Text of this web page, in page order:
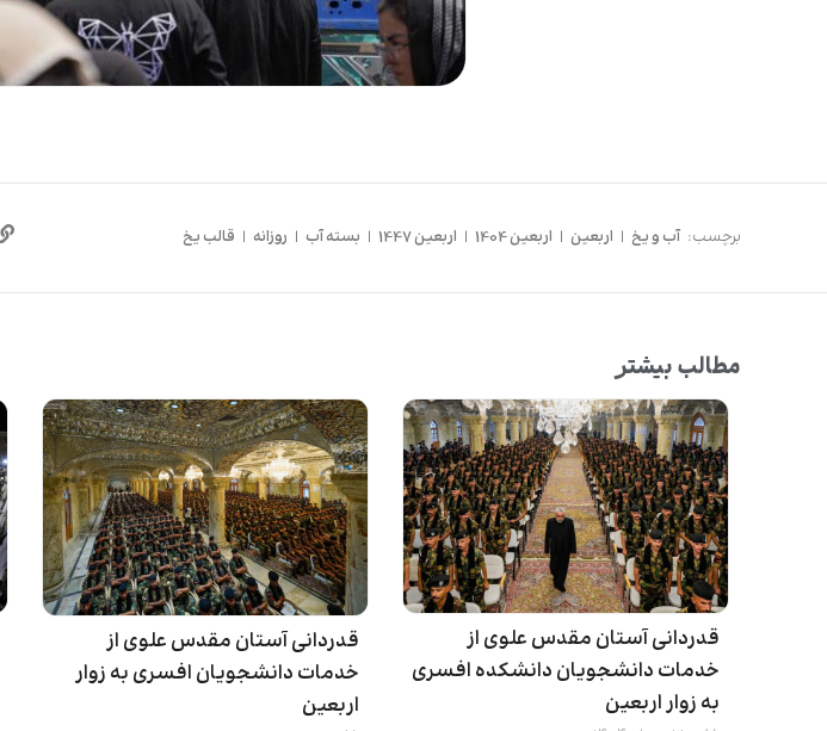
برچسب: آب و یخ | اربعین | اربعین 1404 | اربعین 1447 | بسته آب | روزانه | قالب یخ
مطالب بیشتر
قدردانی آستان مقدس علوی از
خدمات دانشجویان دانشکده افسری
به زوار اربعین
قدردانی آستان مقدس علوی از
خدمات دانشجویان افسری به زوار
اربعین